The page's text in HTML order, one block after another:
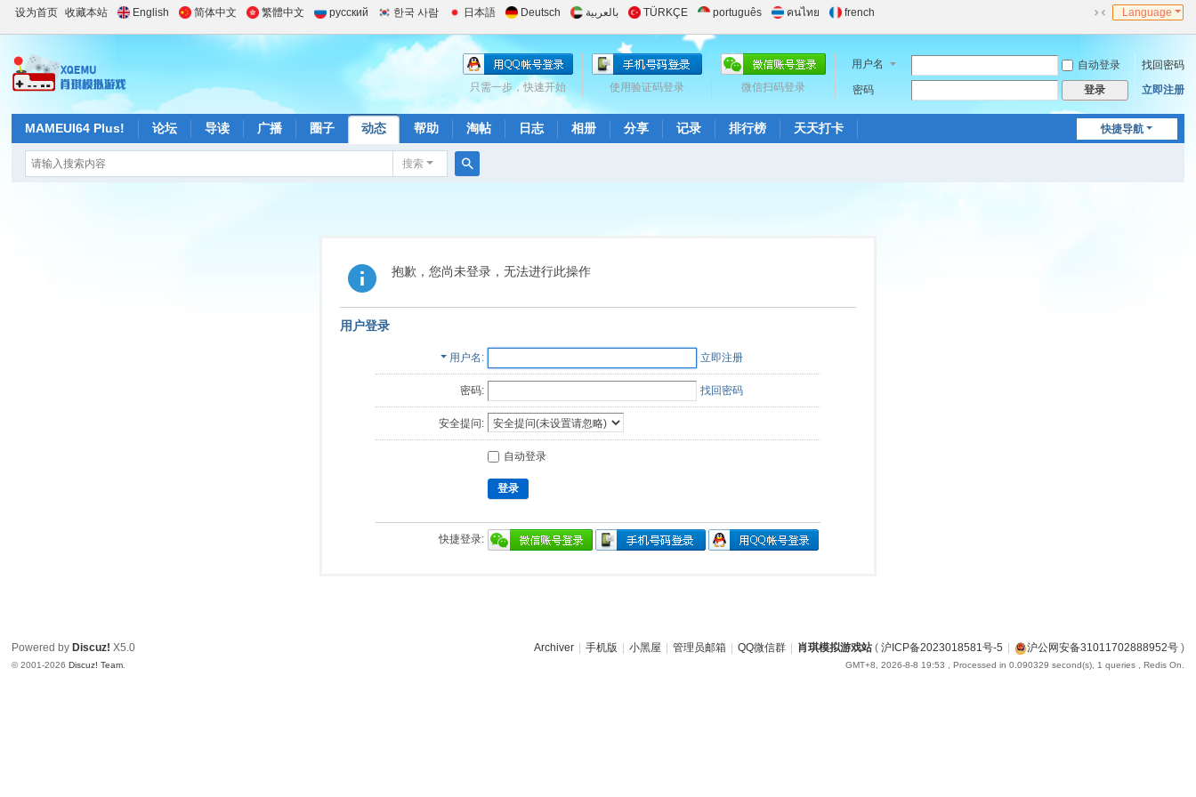
设为首页 收藏本站 English 简体中文 繁體中文 русский 한국 사람 日本語 Deutsch بالعربية TÜRKÇE português คนไทย french
到
窄
版
Language
用户名 自动登录
找回密码
密码
登录 立即注册
微信扫码登录
使用验证码登录
只需一步，快速开始
快捷导航
MAMEUI64 Plus! 论坛 导读 广播 圈子 动态 帮助 淘帖 日志 相册 分享 记录 排行榜 天天打卡
搜索
抱歉，您尚未登录，无法进行此操作
用户登录
用户名 立即注册
密码: 找回密码
安全提问:
自动登录
登录
快捷登录:
Archiver 手机版 小黑屋 管理员邮箱 QQ微信群 肖琪模拟游戏站( 沪ICP备2023018581号-5 沪公网安备31011702888952号)
GMT+8, 2026-8-8 19:53 , Processed in 0.090329 second(s), 1 queries , Redis On.
Powered by Discuz! X5.0
© 2001-2026Discuz! Team